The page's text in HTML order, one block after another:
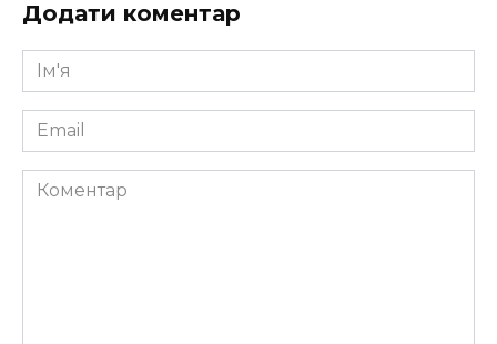
Додати коментар
Ім'я
*
Email
*
Коментар